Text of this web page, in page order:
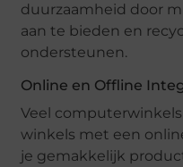
duurzaamheid door
aan te bieden en
ondersteunen.
Online en Offline
Veel
winkels met een
je gemakkelijk